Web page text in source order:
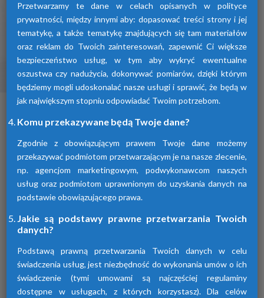
Osuszacze ziębnicze
To inaczej osuszacze kondensacyjne
osuszające powietrze poprzez jego
schłodzenie i wykroplenie kondensatu.
Urządzenia te spełniają wszelkie normy i
oczekiwania klientów.
Przetwarzamy te dane w celach opisanych w polityce
prywatności, między innymi aby: dopasować treści strony i jej
tematykę, a także tematykę znajdujących się tam materiałów
oraz reklam do Twoich zainteresowań, zapewnić Ci większe
bezpieczeństwo usług, w tym aby wykryć ewentualne
oszustwa czy nadużycia, dokonywać pomiarów, dzięki którym
będziemy mogli udoskonalać nasze usługi i sprawić, że będą w
jak największym stopniu odpowiadać Twoim potrzebom.
Komu przekazywane będą Twoje dane?
Zgodnie z obowiązującym prawem Twoje dane możemy
przekazywać podmiotom przetwarzającym je na nasze zlecenie,
np. agencjom marketingowym, podwykonawcom naszych
usług oraz podmiotom uprawnionym do uzyskania danych na
podstawie obowiązującego prawa.
Jakie są podstawy prawne przetwarzania Twoich
danych?
Podstawą prawną przetwarzania Twoich danych w celu
świadczenia usług, jest niezbędność do wykonania umów o ich
świadczenie (tymi umowami są najczęściej regulaminy
dostępne w usługach, z których korzystasz). Dla celów